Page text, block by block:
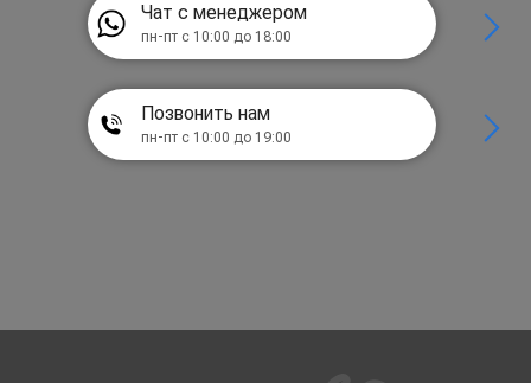
Чат с менеджером
пн-пт с 10:00 до 18:00
Позвонить нам
пн-пт с 10:00 до 19:00